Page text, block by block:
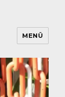
MENÜ